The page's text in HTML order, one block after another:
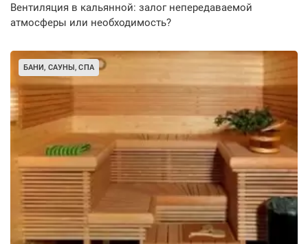
Вентиляция в кальянной: залог непередаваемой
атмосферы или необходимость?
БАНИ, САУНЫ, СПА